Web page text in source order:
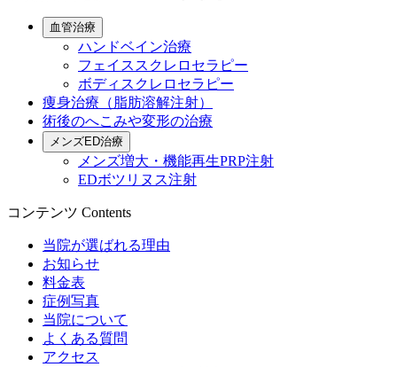
血管治療
ハンドベイン治療
フェイススクレロセラピー
ボディスクレロセラピー
痩身治療（脂肪溶解注射）
術後のへこみや変形の治療
メンズED治療
メンズ増大・機能再生PRP注射
EDボツリヌス注射
コンテンツ Contents
当院が選ばれる理由
お知らせ
料金表
症例写真
当院について
よくある質問
アクセス